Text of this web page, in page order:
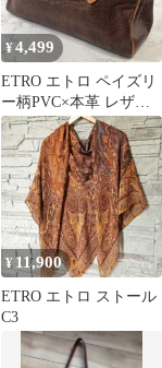
¥4,499
ETRO エトロ ペイズリ
ー柄PVC×本革 レザー
ハンドバッグ
¥11,900
ETRO エトロ ストール
C3